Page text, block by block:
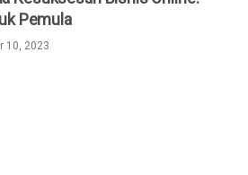
Pemula
10, 2023